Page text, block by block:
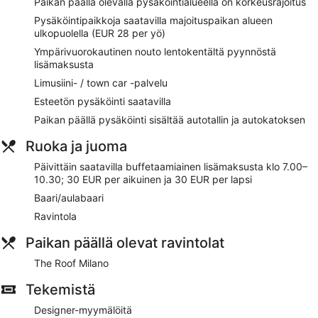
Buffetaamiainen saatavilla päivittäin lisämaksusta
Majoituspaikan tarjoamiin palveluihin sisältyvät
kuivapesula-/pesulapalvelut, concierge ja kiertoajelu- tai
lippupalvelu
Asiakkaat pitävät erittäin paljon majoituspaikan
huoneiden yleisestä mukavuudesta ja siisteydestä
Sijaitsee vain 4 minuutin kävelymatkan päässä kohteesta
Piazza del Duomo ja 5 minuutin kävelymatkan päässä
kohteesta Duomo di Milano
Kuljetukset lentokentältä majoituspaikkaan saatavilla
Majoituspaikasta löytyy ravintola. Majoituspaikan
baari/lounge kutsuu nauttimaan drinkeistä. Business center,
käytössä.
Yleisissä tiloissa on ilmainen Wi-Fi. Hotel Dei Cavalieri Milano
Duomo tarjoaa asiakkaiden käyttöön myös terassin,
kielitaitoisen henkilökunnan ja kiertoajelu- tai lippupalvelun.
vuorokauden) ovat saatavilla lisämaksusta.
Pysäköintipaikkoja saatavilla majoituspaikan alueen
ulkopuolella (EUR 28 per yö)
Ympärivuorokautinen nouto lentokentältä pyynnöstä
lisämaksusta
Limusiini- / town car -palvelu
Esteetön pysäköinti saatavilla
Paikan päällä pysäköinti sisältää autotallin ja autokatoksen
Ruoka ja juoma
Päivittäin saatavilla buffetaamiainen lisämaksusta klo 7.00–
10.30; 30 EUR per aikuinen ja 30 EUR per lapsi
Baari/aulabaari
Ravintola
Paikan päällä olevat ravintolat
The Roof Milano
Tekemistä
Designer-myymälöitä